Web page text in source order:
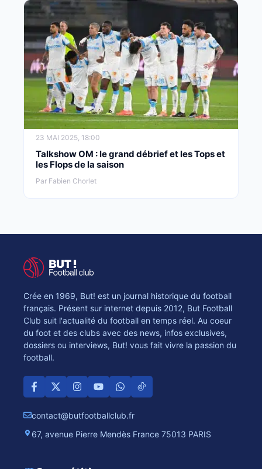
23 MAI 2025, 18:00
Talkshow OM : le grand débrief et les Tops et
les Flops de la saison
Par Fabien Chorlet
Crée en 1969, But! est un journal historique du football
français. Présent sur internet depuis 2012, But Football
Club suit l'actualité du football en temps réel. Au coeur
du foot et des clubs avec des news, infos exclusives,
dossiers ou interviews, But! vous fait vivre la passion du
football.
contact@butfootballclub.fr
67, avenue Pierre Mendès France 75013 PARIS